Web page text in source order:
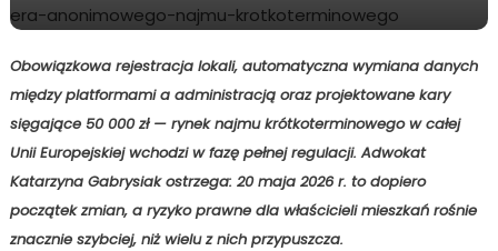
Obowiązkowa rejestracja lokali, automatyczna wymiana danych
między platformami a administracją oraz projektowane kary
sięgające 50 000 zł — rynek najmu krótkoterminowego w całej
Unii Europejskiej wchodzi w fazę pełnej regulacji. Adwokat
Katarzyna Gabrysiak ostrzega: 20 maja 2026 r. to dopiero
początek zmian, a ryzyko prawne dla właścicieli mieszkań rośnie
znacznie szybciej, niż wielu z nich przypuszcza.